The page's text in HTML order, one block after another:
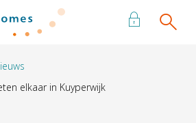
de homepage
elkaar in Kuyperwijk